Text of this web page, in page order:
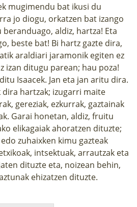
mugimendu bat ikusi du
jo diogu, orkatzen bat izango
aldiz, hartza! Eta
beste bat! Bi hartz gazte dira,
araldiari jaramonik egiten ez
izan ditugu parean; hau poza!
Isaacek. Jan eta jan aritu dira.
hartzak; izugarri maite
gereziak, ezkurrak, gaztainak
Garai honetan, aldiz, fruitu
elikagaiak ahoratzen dituzte;
zuhaixken kimu gazteak
intsektuak, arrautzak eta
dituzte eta, noizean behin,
ehizatzen dituzte.